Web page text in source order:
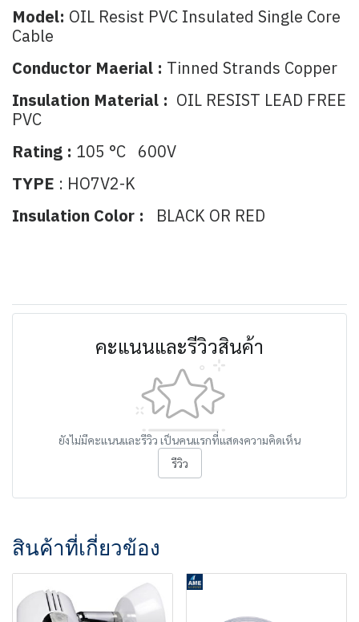
Model: OIL Resist PVC Insulated Single Core
Cable
Conductor Maerial : Tinned Strands Copper
Insulation Material : OIL RESIST LEAD FREE
PVC
Rating : 105 °C 600V
TYPE : HO7V2-K
Insulation Color : BLACK OR RED
คะแนนและรีวิวสินค้า
ยังไม่มีคะแนนและรีวิว เป็นคนแรกที่แสดงความคิดเห็น
รีวิว
สินค้าที่เกี่ยวข้อง